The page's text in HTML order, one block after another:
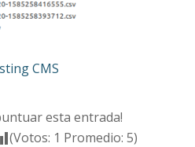
esta entrada!
(Votos: 1 Promedio:5)